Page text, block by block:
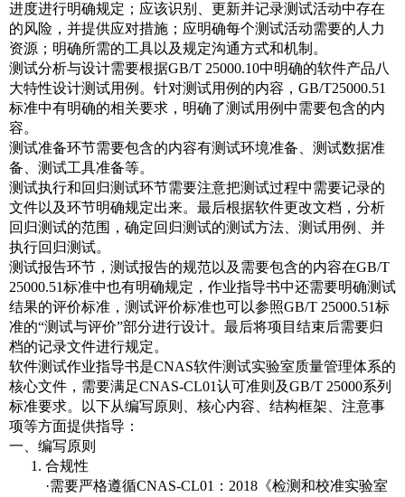
进度进行明确规定；应该识别、更新并记录测试活动中存在
的风险，并提供应对措施；应明确每个测试活动需要的人力
资源；明确所需的工具以及规定沟通方式和机制。
测试分析与设计需要根据GB/T 25000.10中明确的软件产品八
大特性设计测试用例。针对测试用例的内容，GB/T25000.51
标准中有明确的相关要求，明确了测试用例中需要包含的内
容。
测试准备环节需要包含的内容有测试环境准备、测试数据准
备、测试工具准备等。
测试执行和回归测试环节需要注意把测试过程中需要记录的
文件以及环节明确规定出来。最后根据软件更改文档，分析
回归测试的范围，确定回归测试的测试方法、测试用例、并
执行回归测试。
测试报告环节，测试报告的规范以及需要包含的内容在GB/T
25000.51标准中也有明确规定，作业指导书中还需要明确测试
结果的评价标准，测试评价标准也可以参照GB/T 25000.51标
准的“测试与评价”部分进行设计。最后将项目结束后需要归
档的记录文件进行规定。
软件测试作业指导书是CNAS软件测试实验室质量管理体系的
核心文件，需要满足CNAS-CL01认可准则及GB/T 25000系列
标准要求。以下从编写原则、核心内容、结构框架、注意事
项等方面提供指导：
一、编写原则
合规性
·需要严格遵循CNAS-CL01：2018《检测和校准实验室